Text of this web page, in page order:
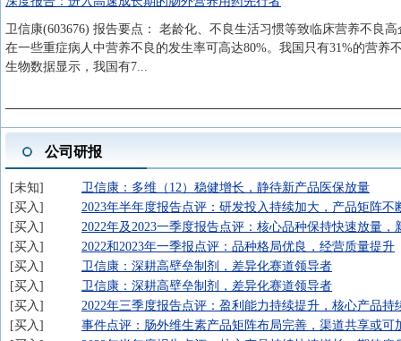
卫信康(603676) 报告要点： 老龄化、不良生活习惯等致临床营养不良
在一些重症病人中营养不良的发生率可高达80%。我国只有31%的营
生物数据显示，我国有7...
公司研报
未知
卫信康：多维（12）稳健增长，静待新产品医保放量
买入
2023年半年度报告点评：研发投入持续加大，产品矩阵不
买入
2022年及2023一季度报告点评：核心品种保持快速放量，
买入
2022和2023年一季报点评：品种格局优良，经营质量提升
买入
卫信康：深耕高壁垒制剂，差异化赛道领导者
买入
卫信康：深耕高壁垒制剂，差异化赛道领导者
买入
2022年三季度报告点评：盈利能力持续提升，核心产品持
买入
事件点评：肠外维生素产品矩阵布局完善，渠道共享或可